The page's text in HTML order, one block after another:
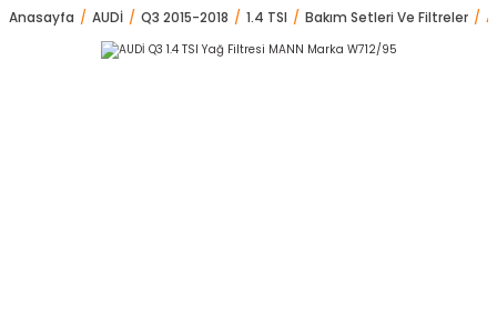
Anasayfa AUDİ Q3 2015-2018 1.4 TSI Bakım Setleri Ve Filtreler